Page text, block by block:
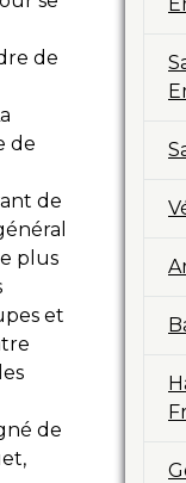
de
de
de
plus
et
de